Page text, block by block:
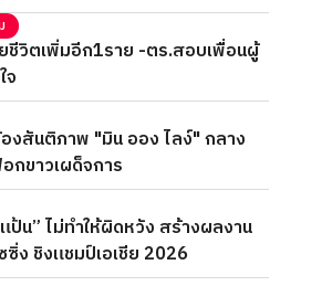
ชีวิตเพิ่มอีก1ราย -ตร.สอบเพื่อนผู้
จ
งสันติภาพ "มิน ออง ไลง์" กลาง
กขาวเผด็จการ
น” ไม่ทำให้ผิดหวัง สร้างผลงาน
ซิ่ง ชิงแชมป์เอเชีย 2026